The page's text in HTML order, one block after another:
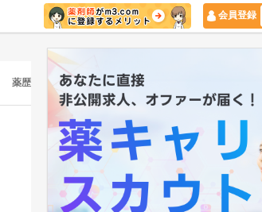
会員登録
薬歴 マイナ保険証